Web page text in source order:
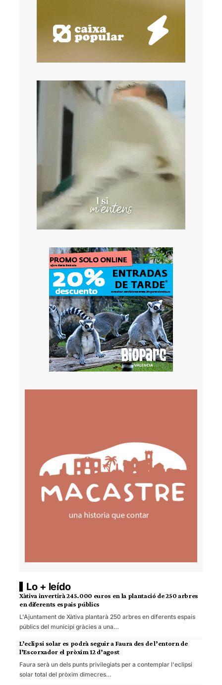
Lo + leído
Xàtiva invertirà 245.000 euros en la plantació de 250 arbres
en diferents espais públics
L'Ajuntament de Xàtiva plantarà 250 arbres en diferents espais
públics del municipi gràcies a una…
L’eclipsi solar es podrà seguir a Faura des de l’entorn de
l’Escorxador el pròxim 12 d’agost
Faura serà un dels punts privilegiats per a contemplar l'eclipsi
solar total del pròxim dimecres…